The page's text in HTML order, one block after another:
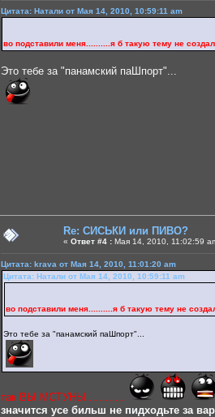
Цитата: Натали от Мая 14, 2010, 10:59:11 am
во подставили меня..........я б такую тему не
Это тебе за "панамский паШпорт"...
Re: СИСЬКИ или ПИВО?
« Ответ #4 : Мая 14, 2010, 11:02:59
Цитата: krava от Мая 14, 2010, 11:01:20 am
Цитата: Натали от Мая 14, 2010, 10:59:11 am
во подставили меня..........я б такую тему не
Это тебе за "панамский паШпорт"...
так ВЫ МСТУНЫ............
значится усе бильш не пидходьте за